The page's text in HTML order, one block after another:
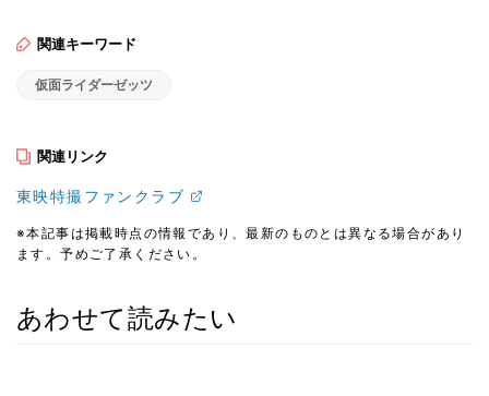
関連キーワード
仮面ライダーゼッツ
関連リンク
東映特撮ファンクラブ
※本記事は掲載時点の情報であり、最新のものとは異なる場合があり
ます。予めご了承ください。
あわせて読みたい